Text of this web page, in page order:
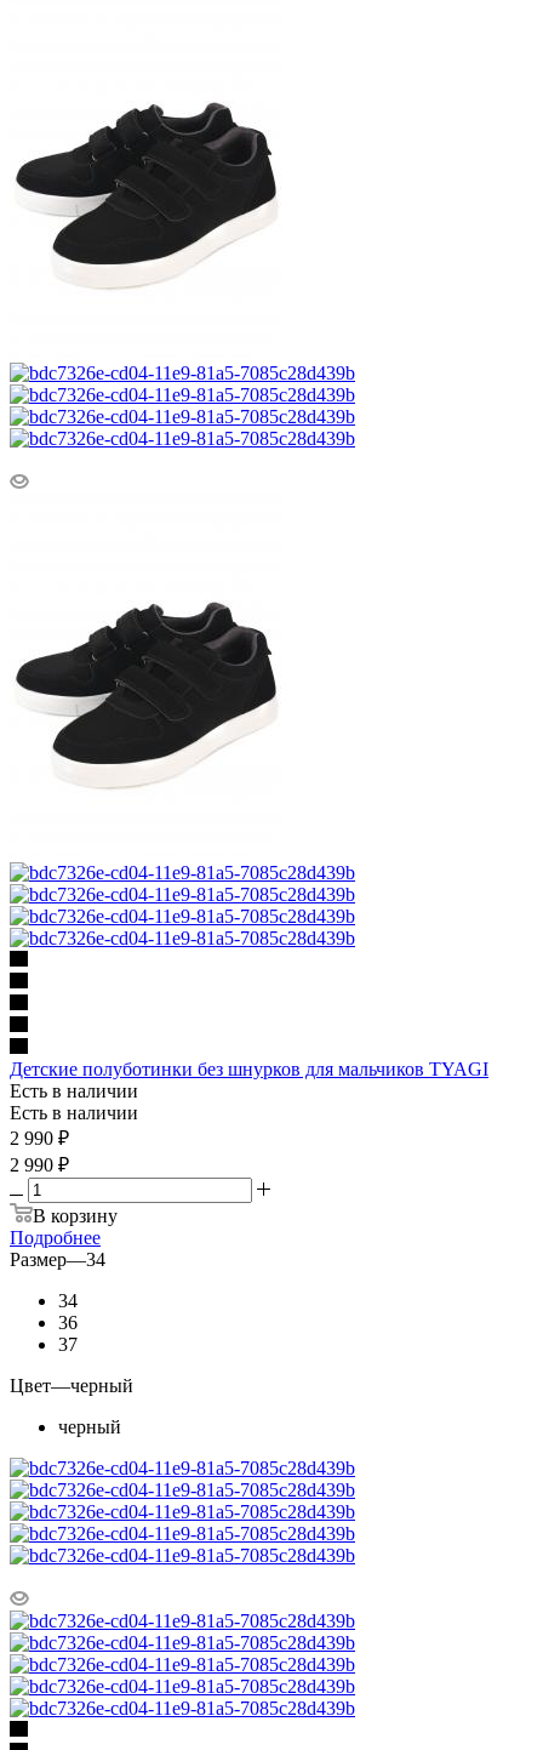
Детские полуботинки без шнурков для мальчиков TYAGI
Есть в наличии
Есть в наличии
2 990 ₽
2 990 ₽
В корзину
Подробнее
Размер—34
34
36
37
Цвет—черный
черный